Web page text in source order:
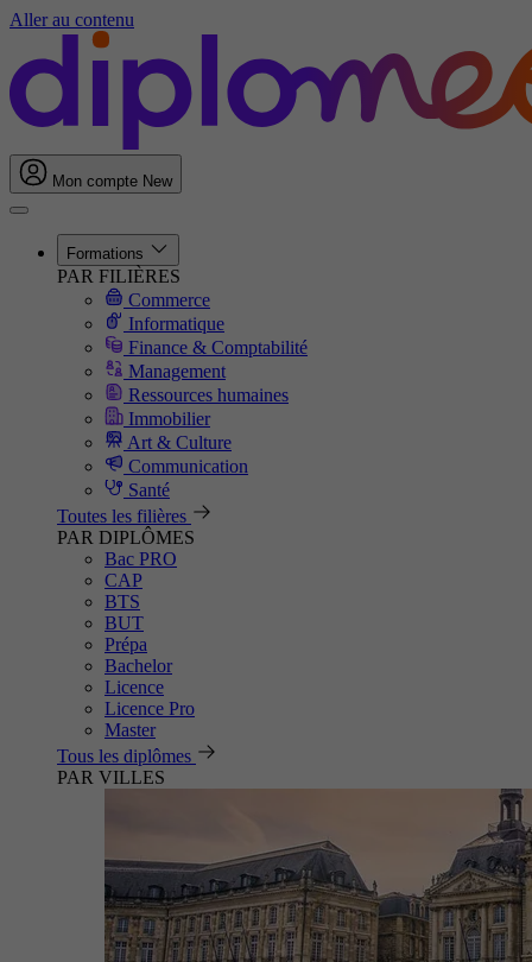
Aller au contenu
Mon compte New
Formations
PAR FILIÈRES
Commerce
Informatique
Finance & Comptabilité
Management
Ressources humaines
Immobilier
Art & Culture
Communication
Santé
Toutes les filières
PAR DIPLÔMES
Bac PRO
CAP
BTS
BUT
Prépa
Bachelor
Licence
Licence Pro
Master
Tous les diplômes
PAR VILLES